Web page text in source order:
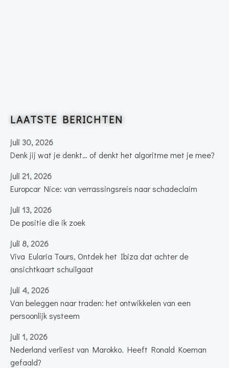
LAATSTE BERICHTEN
juli 30, 2026
Denk jij wat je denkt… of denkt het algoritme met je mee?
juli 21, 2026
Europcar Nice: van verrassingsreis naar schadeclaim
juli 13, 2026
De positie die ik zoek
juli 8, 2026
Viva Eularia Tours, Ontdek het Ibiza dat achter de
ansichtkaart schuilgaat
juli 4, 2026
Van beleggen naar traden: het ontwikkelen van een
persoonlijk systeem
juli 1, 2026
Nederland verliest van Marokko. Heeft Ronald Koeman
gefaald?